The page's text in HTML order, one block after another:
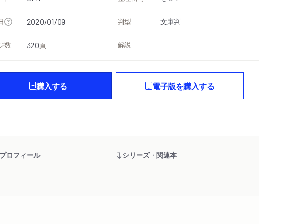
2020/01/09 判型 文庫判
数 320頁 解説
購入する 電子版を購入する
ロフィール シリーズ・関連本